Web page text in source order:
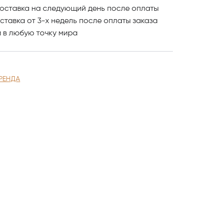
на следующий день после оплаты
от 3-х недель после оплаты заказа
в любую точку мира